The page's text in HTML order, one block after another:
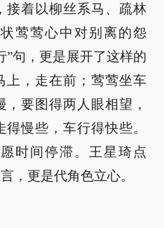
接着以柳丝系马、疏林
莺莺心中对别离的怨
”句，更是展开了这样的
，走在前；莺莺坐车
，要图得两人眼相望，
慢些，车行得快些。
时间停滞。王星琦点
，更是代角色立心。